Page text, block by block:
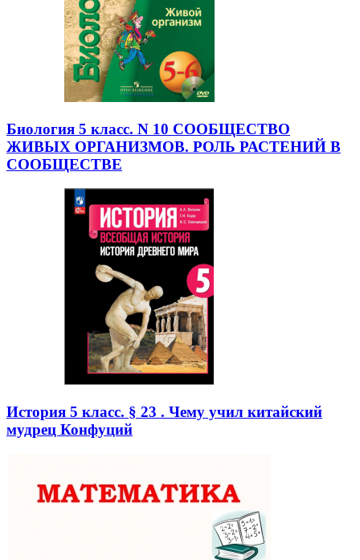
Биология 5 класс. N 10 СООБЩЕСТВО
ЖИВЫХ ОРГАНИЗМОВ. РОЛЬ РАСТЕНИЙ В
СООБЩЕСТВЕ
История 5 класс. § 23 . Чему учил китайский
мудрец Конфуций